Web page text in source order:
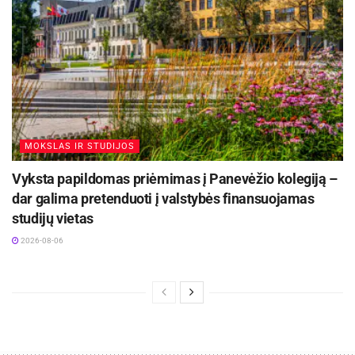
MOKSLAS IR STUDIJOS
Vyksta papildomas priėmimas į Panevėžio kolegiją –
dar galima pretenduoti į valstybės finansuojamas
studijų vietas
2026-08-06